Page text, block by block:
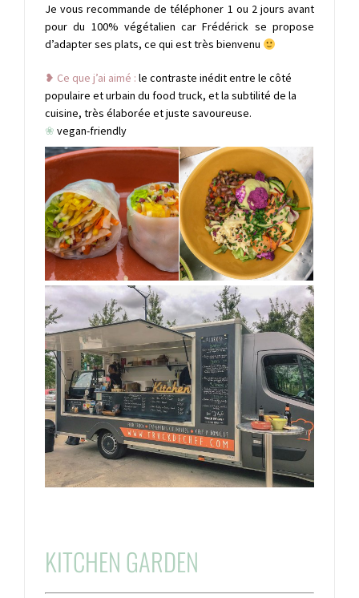
Je vous recommande de téléphoner 1 ou 2 jours avant
pour du 100% végétalien car Frédérick se propose
d’adapter ses plats, ce qui est très bienvenu
❥ Ce que j’ai aimé : le contraste inédit entre le côté
populaire et urbain du food truck, et la subtilité de la
cuisine, très élaborée et juste savoureuse.
❀ vegan-friendly
KITCHEN GARDEN